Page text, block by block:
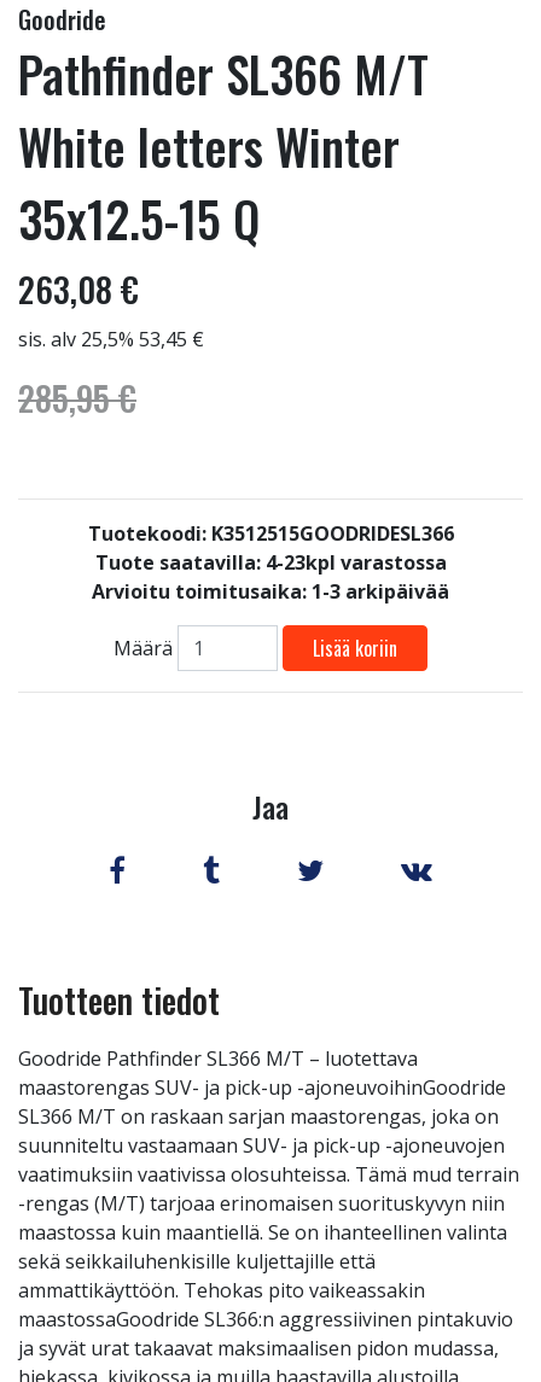
Goodride
Pathfinder SL366 M/T
White letters Winter
35x12.5-15 Q
263,08 €
sis. alv 25,5% 53,45 €
285,95 €
Tuotekoodi: K3512515GOODRIDESL366
Tuote saatavilla: 4-23kpl varastossa
Arvioitu toimitusaika: 1-3 arkipäivää
Määrä Lisää koriin
Jaa
Tuotteen tiedot
Goodride Pathfinder SL366 M/T – luotettava
maastorengas SUV- ja pick-up -ajoneuvoihinGoodride
SL366 M/T on raskaan sarjan maastorengas, joka on
suunniteltu vastaamaan SUV- ja pick-up -ajoneuvojen
vaatimuksiin vaativissa olosuhteissa. Tämä mud terrain
-rengas (M/T) tarjoaa erinomaisen suorituskyvyn niin
maastossa kuin maantiellä. Se on ihanteellinen valinta
sekä seikkailuhenkisille kuljettajille että
ammattikäyttöön. Tehokas pito vaikeassakin
maastossaGoodride SL366:n aggressiivinen pintakuvio
ja syvät urat takaavat maksimaalisen pidon mudassa,